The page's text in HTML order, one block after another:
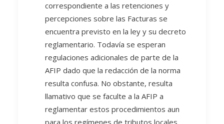
correspondiente a las retenciones y
percepciones sobre las Facturas se
encuentra previsto en la ley y su decreto
reglamentario. Todavía se esperan
regulaciones adicionales de parte de la
AFIP dado que la redacción de la norma
resulta confusa. No obstante, resulta
llamativo que se faculte a la AFIP a
reglamentar estos procedimientos aun
para los regímenes de tributos locales.